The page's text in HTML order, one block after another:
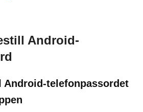
Android-
Android-telefonpassordet